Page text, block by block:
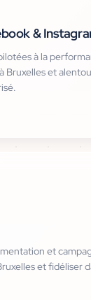
&
à la
Bruxelles et
et
et fidéliser